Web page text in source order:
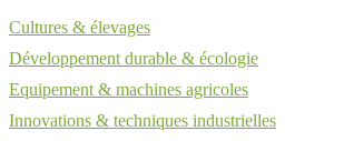
Cultures & élevages
Développement durable & écologie
Equipement & machines agricoles
Innovations & techniques industrielles